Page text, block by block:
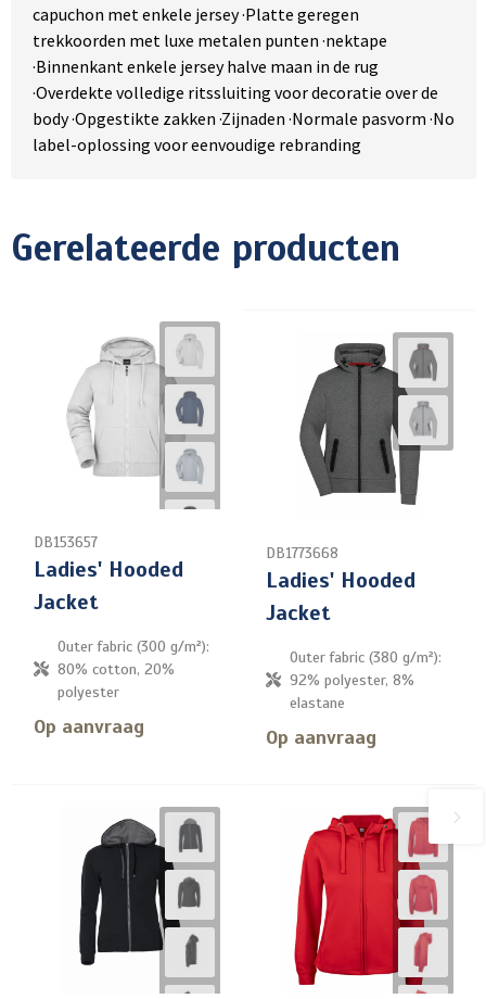
capuchon met enkele jersey ·Platte geregen
trekkoorden met luxe metalen punten ·nektape
·Binnenkant enkele jersey halve maan in de rug
·Overdekte volledige ritssluiting voor decoratie over de
body ·Opgestikte zakken ·Zijnaden ·Normale pasvorm ·No
label-oplossing voor eenvoudige rebranding
Gerelateerde producten
DB153657
Ladies' Hooded
Jacket
Outer fabric (300 g/m²):
80% cotton, 20%
polyester
Op aanvraag
DB1773668
Ladies' Hooded
Jacket
Outer fabric (380 g/m²):
92% polyester, 8%
elastane
Op aanvraag